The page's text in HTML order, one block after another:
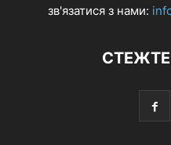
зв'язатися з нами: